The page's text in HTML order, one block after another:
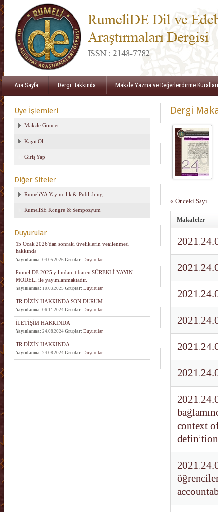
Ana Sayfa Dergi Hakkında Makale Yazma ve Değerlendirme Kuralları
Üye İşlemleri
Makale Gönder
Kayıt Ol
Giriş Yap
Diğer Siteler
RumeliYA Yayıncılık & Publishing
RumeliSE Kongre & Sempozyum
Duyurular
15 Ocak 2026'dan sonraki üyeliklerin yenilenmesi
hakkında
Yayınlanma: 04.05.2026 Gruplar: Duyurular
RumeliDE 2025 yılından itibaren SÜREKLİ YAYIN
MODELİ ile yayımlanmaktadır.
Yayınlanma: 10.03.2025 Gruplar: Duyurular
TR DİZİN HAKKINDA SON DURUM
Yayınlanma: 06.11.2024 Gruplar: Duyurular
İLETİŞİM HAKKINDA
Yayınlanma: 24.08.2024 Gruplar: Duyurular
TR DİZİN HAKKINDA
Yayınlanma: 24.08.2024 Gruplar: Duyurular
Dergi
« Önceki Sayı
Makaleler
context